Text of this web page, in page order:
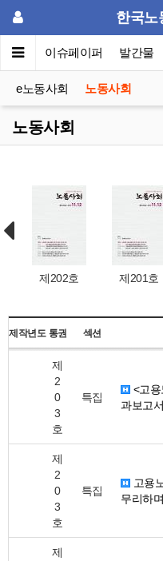
한국노
포럼 이슈페이퍼 발간물
e노동사회 노동사회
노동사회
제202호 제201호
제작년도 통권 섹션
제
2
0
3
호
특집
<고
과보고
제
2
0
3
호
특집
고용
무리하며
제